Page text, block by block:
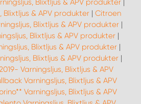
Blixtljus & APV produkter|
Blixtljus & APV produkter | Citroen
Blixtljus & APV produkter|
Blixtljus & APV produkter |
Blixtljus & APV produkter |
Blixtljus & APV produkter |
Varningsljus, Blixtljus & APV
Varningsljus, Blixtljus & APV
Varningsljus, Blixtljus & APV